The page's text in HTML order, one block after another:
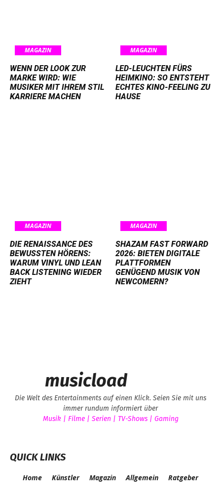
MAGAZIN
WENN DER LOOK ZUR
MARKE WIRD: WIE
MUSIKER MIT IHREM STIL
KARRIERE MACHEN
MAGAZIN
LED-LEUCHTEN FÜRS
HEIMKINO: SO ENTSTEHT
ECHTES KINO-FEELING ZU
HAUSE
MAGAZIN
DIE RENAISSANCE DES
BEWUSSTEN HÖRENS:
WARUM VINYL UND LEAN
BACK LISTENING WIEDER
ZIEHT
MAGAZIN
SHAZAM FAST FORWARD
2026: BIETEN DIGITALE
PLATTFORMEN
GENÜGEND MUSIK VON
NEWCOMERN?
musicload
Die Welt des Entertainments auf einen Klick. Seien Sie mit uns
immer rundum informiert über
Musik | Filme | Serien | TV-Shows | Gaming
QUICK LINKS
Home Künstler Magazin Allgemein Ratgeber